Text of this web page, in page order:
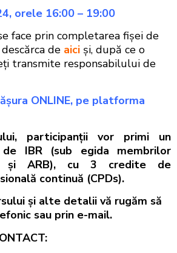
orele 16:00 – 19:00
face prin completarea fişei de
de aici şi, după ce o
transmite responsabilului de
ONLINE, pe platforma
participanţii vor primi un
IBR (sub egida membrilor
şi ARB), cu 3 credite de
continuă (CPDs).
şi alte detalii vă rugăm să
sau prin e-mail.